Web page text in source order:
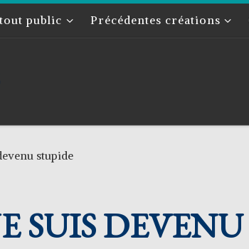
public Précédentes créations
stupide
SUIS